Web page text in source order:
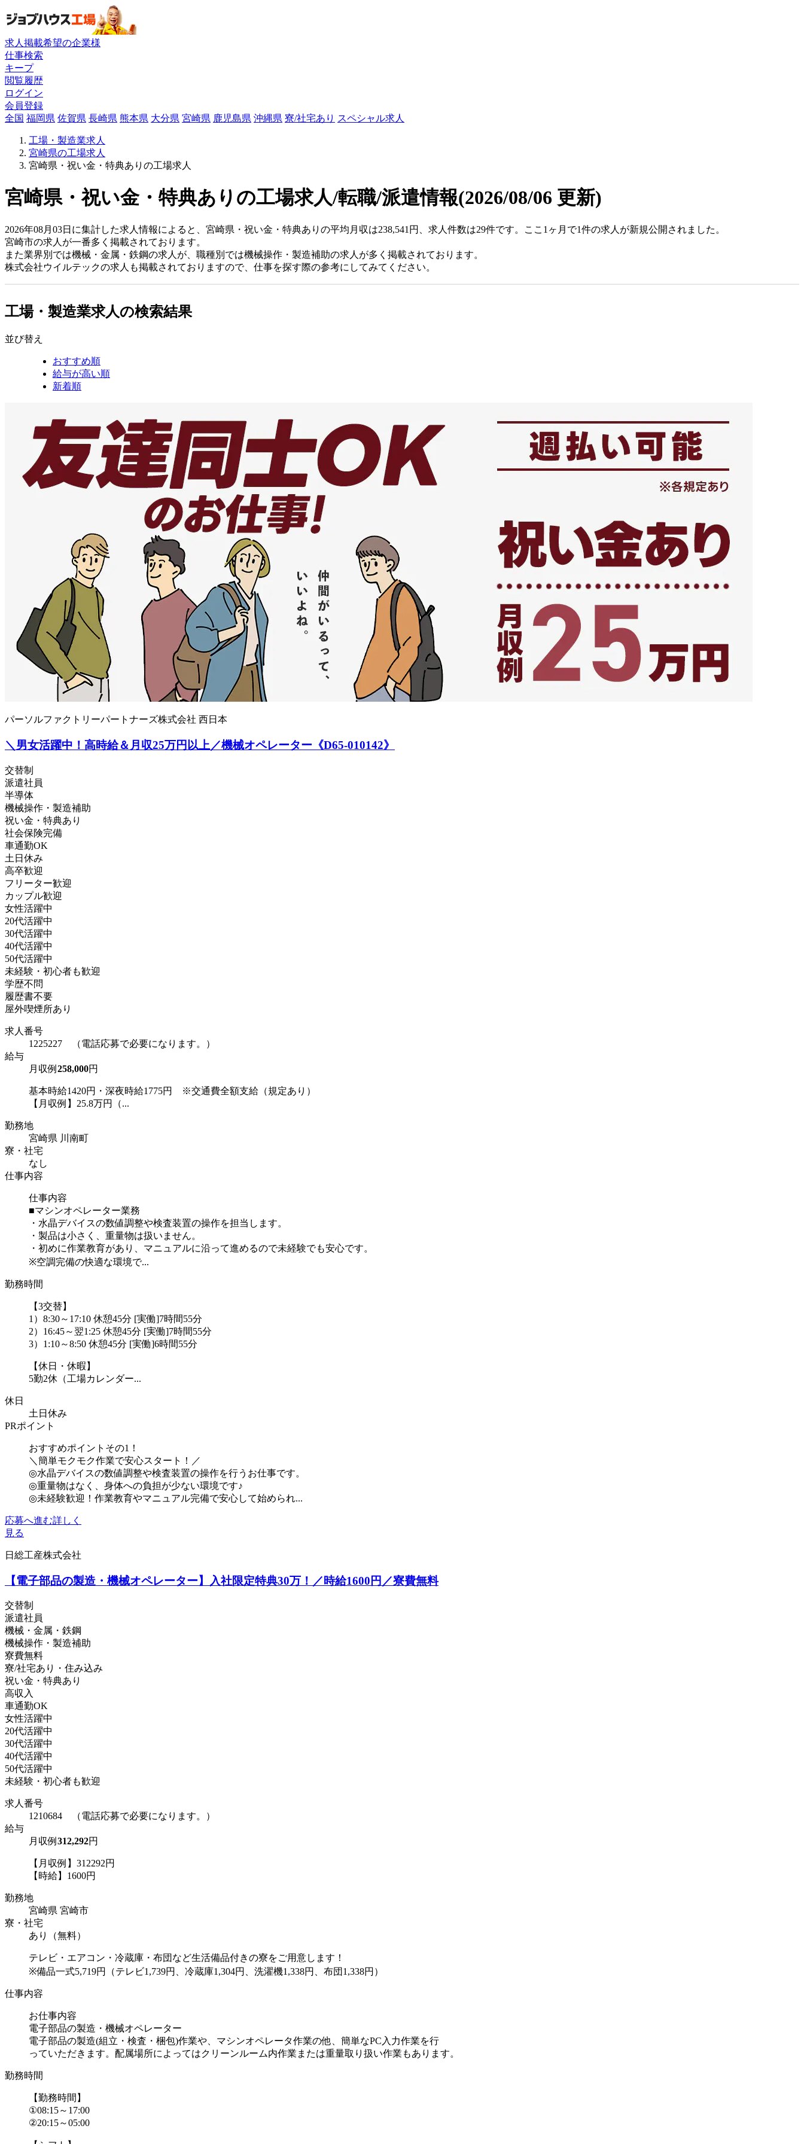
求人掲載希望の企業様
仕事検索
キープ
閲覧履歴
ログイン
会員登録
全国 福岡県 佐賀県 長崎県 熊本県 大分県 宮崎県 鹿児島県 沖縄県 寮/社宅あり スペシャル求人
工場・製造業求人
宮崎県の工場求人
宮崎県・祝い金・特典ありの工場求人
宮崎県・祝い金・特典ありの工場求人/転職/派遣情報(2026/08/06 更新)
2026年08月03日に集計した求人情報によると、宮崎県・祝い金・特典ありの平均月収は238,541円、求人件数は29件です。ここ1ヶ月で1件の求人が新規公開されました。
宮崎市の求人が一番多く掲載されております。
また業界別では機械・金属・鉄鋼の求人が、職種別では機械操作・製造補助の求人が多く掲載されております。
株式会社ウイルテックの求人も掲載されておりますので、仕事を探す際の参考にしてみてください。
工場・製造業求人の検索結果
並び替え
おすすめ順
給与が高い順
新着順
パーソルファクトリーパートナーズ株式会社 西日本
＼男女活躍中！高時給＆月収25万円以上／機械オペレーター《D65-010142》
交替制
派遣社員
半導体
機械操作・製造補助
祝い金・特典あり
社会保険完備
車通勤OK
土日休み
高卒歓迎
フリーター歓迎
カップル歓迎
女性活躍中
20代活躍中
30代活躍中
40代活躍中
50代活躍中
未経験・初心者も歓迎
学歴不問
履歴書不要
屋外喫煙所あり
求人番号
1225227 （電話応募で必要になります。）
給与
月収例 258,000円
基本時給1420円・深夜時給1775円 ※交通費全額支給（規定あり）
【月収例】25.8万円（...
勤務地
宮崎県 川南町
寮・社宅
なし
仕事内容
仕事内容
■マシンオペレーター業務
・水晶デバイスの数値調整や検査装置の操作を担当します。
・製品は小さく、重量物は扱いません。
・初めに作業教育があり、マニュアルに沿って進めるので未経験でも安心です。
※空調完備の快適な環境で...
勤務時間
【3交替】
1）8:30～17:10 休憩45分 [実働]7時間55分
2）16:45～翌1:25 休憩45分 [実働]7時間55分
3）1:10～8:50 休憩45分 [実働]6時間55分
【休日・休暇】
5勤2休（工場カレンダー...
休日
土日休み
PRポイント
おすすめポイントその1！
＼簡単モクモク作業で安心スタート！／
◎水晶デバイスの数値調整や検査装置の操作を行うお仕事です。
◎重量物はなく、身体への負担が少ない環境です♪
◎未経験歓迎！作業教育やマニュアル完備で安心して始められ...
応募へ進む詳しく
見る
日総工産株式会社
【電子部品の製造・機械オペレーター】入社限定特典30万！／時給1600円／寮費無料
交替制
派遣社員
機械・金属・鉄鋼
機械操作・製造補助
寮費無料
寮/社宅あり・住み込み
祝い金・特典あり
高収入
車通勤OK
女性活躍中
20代活躍中
30代活躍中
40代活躍中
50代活躍中
未経験・初心者も歓迎
求人番号
1210684 （電話応募で必要になります。）
給与
月収例 312,292円
【月収例】312292円
【時給】1600円
勤務地
宮崎県 宮崎市
寮・社宅
あり（無料）
テレビ・エアコン・冷蔵庫・布団など生活備品付きの寮をご用意します！
※備品一式5,719円（テレビ1,739円、冷蔵庫1,304円、洗濯機1,338円、布団1,338円）
仕事内容
お仕事内容
電子部品の製造・機械オペレーター
電子部品の製造(組立・検査・梱包)作業や、マシンオペレータ作業の他、簡単なPC入力作業を行
っていただきます。配属場所によってはクリーンルーム内作業または重量取り扱い作業もあります。
勤務時間
【勤務時間】
①08:15～17:00
②20:15～05:00